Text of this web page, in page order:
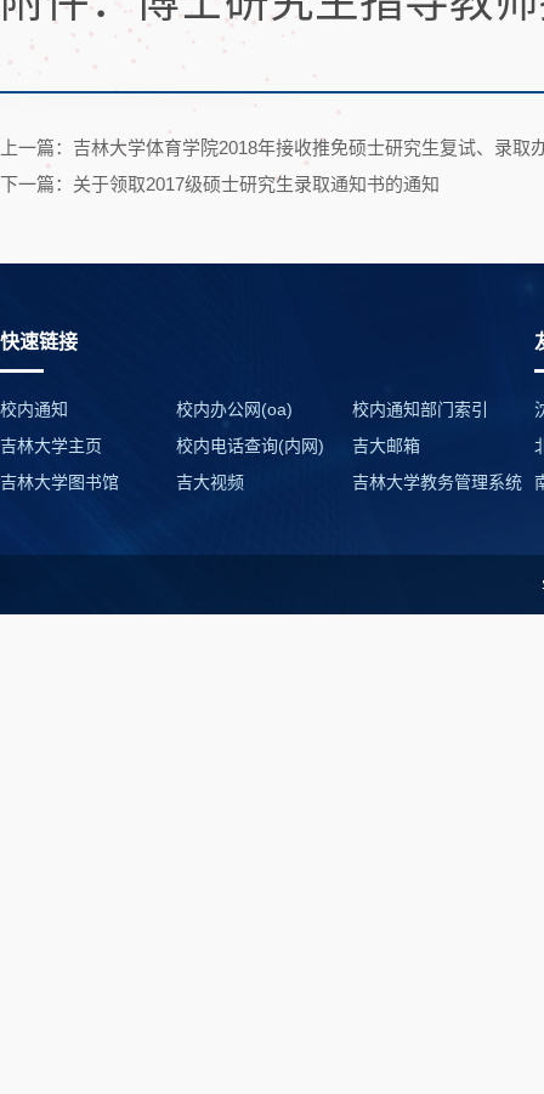
上一篇：吉林大学体育学院2018年接收推免硕士研究生复试、录取
下一篇：关于领取2017级硕士研究生录取通知书的通知
快速链接
校内通知 校内办公网(oa)
校内通知部门索引
吉林大学主页
校内电话查询(内网)
吉大邮箱
吉林大学图书馆
吉大视频 吉林大学教务管理系统